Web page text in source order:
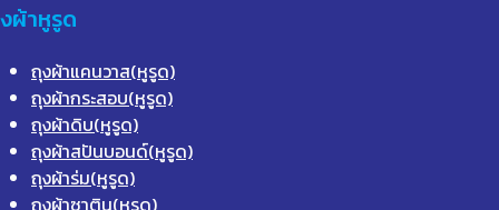
ผ้าหูรูด
ถุงผ้าแคนวาส(หูรูด)
ถุงผ้ากระสอบ(หูรูด)
ถุงผ้าดิบ(หูรูด)
ถุงผ้าสปันบอนด์(หูรูด)
ถุงผ้าร่ม(หูรูด)
ถุงผ้าซาติน(หูรูด)